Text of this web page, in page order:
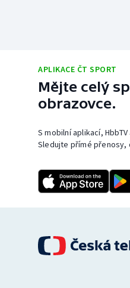
APLIKACE ČT SPORT
Mějte celý
obrazovce.
S mobilní aplikací,
Sledujte přímé přenosy,